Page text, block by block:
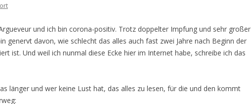
und ich bin corona-positiv. Trotz doppelter Impfung und sehr großer
genervt davon, wie schlecht das alles auch fast zwei Jahre nach Beginn der
ist. Und weil ich nunmal diese Ecke hier im Internet habe, schreibe ich das
länger und wer keine Lust hat, das alles zu lesen, für die und den kommt